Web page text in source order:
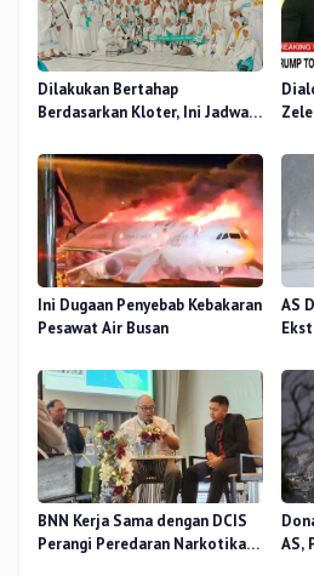
Dilakukan Bertahap
Berdasarkan Kloter, Ini Jadwal
Ini Dugaan Penyebab Kebakaran
Pesawat Air Busan
AS
BNN Kerja Sama dengan DCIS
Perangi Peredaran Narkotika
AS,